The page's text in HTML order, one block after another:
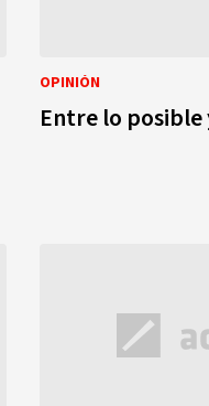
OPINIÓN
Entre lo